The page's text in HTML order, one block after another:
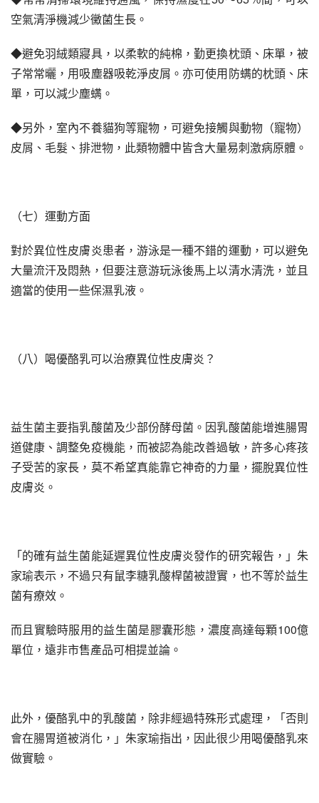
空氣清淨機減少黴菌生長。
◆避免羽絨類寢具，以柔軟的純棉，勤更換枕頭、床單，被
子常常曬，用吸塵器吸乾淨皮屑。亦可使用防螨的枕頭、床
單，可以減少塵螨。
◆另外，室內不養貓狗等寵物，可避免接觸與動物（寵物）
皮屑、毛髮、排泄物，此類物體中皆含大量易刺激病原體。
（七）運動方面
對於異位性皮膚炎患者，游泳是一種不錯的運動，可以避免
大量流汗及悶熱，但要注意游玩泳後馬上以清水清洗，並且
適當的使用一些保濕乳液。
（八）喝優酪乳可以治療異位性皮膚炎？
益生菌主要指乳酸菌及少部份酵母菌。因乳酸菌能增進腸胃
道健康、調整免疫機能，而被認為能改善過敏，許多心疼孩
子受苦的家長，莫不希望真能靠它神奇的力量，擺脫異位性
皮膚炎。
「的確有益生菌能延遲異位性皮膚炎發作的研究報告，」朱
家瑜表示，不過只有鼠李糖乳酸桿菌被證實，也不等於益生
菌有療效。
而且實驗時服用的益生菌是膠囊形態，濃度高達每顆100億
單位，遠非市售產品可相提並論。
此外，優酪乳中的乳酸菌，除非經過特殊形式處理，「否則
會在腸胃道被消化，」朱家瑜指出，因此很少用喝優酪乳來
做實驗。